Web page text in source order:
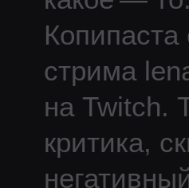
Копипаста
стрима
на Twitch.
критика,